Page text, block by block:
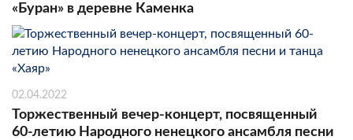
«Буран» в деревне Каменка
02.04.2022
Торжественный вечер-концерт, посвященный
60-летию Народного ненецкого ансамбля песни